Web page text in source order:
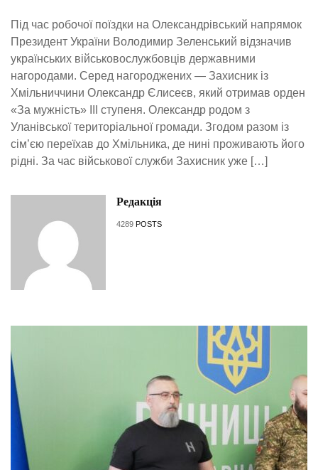
Під час робочої поїздки на Олександрівський напрямок
Президент України Володимир Зеленський відзначив
українських військовослужбовців державними
нагородами. Серед нагороджених — Захисник із
Хмільниччини Олександр Єлисеєв, який отримав орден
«За мужність» III ступеня. Олександр родом з
Уланівської територіальної громади. Згодом разом із
сім’єю переїхав до Хмільника, де нині проживають його
рідні. За час військової служби Захисник уже […]
Редакція
4289 POSTS